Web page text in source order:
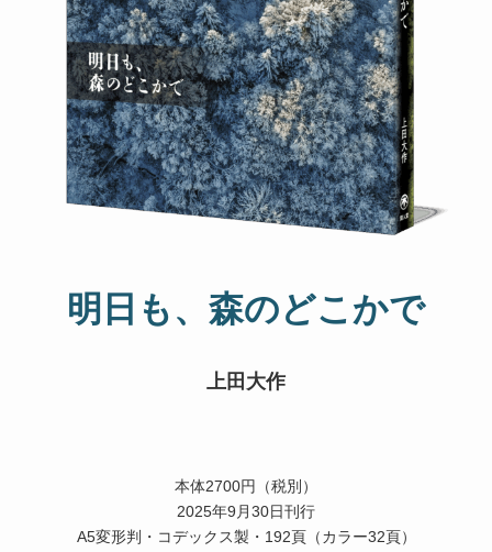
明日も、森のどこかで
上田大作
本体2700円（税別）
2025年9月30日刊行
A5変形判・コデックス製・192頁（カラー32頁）